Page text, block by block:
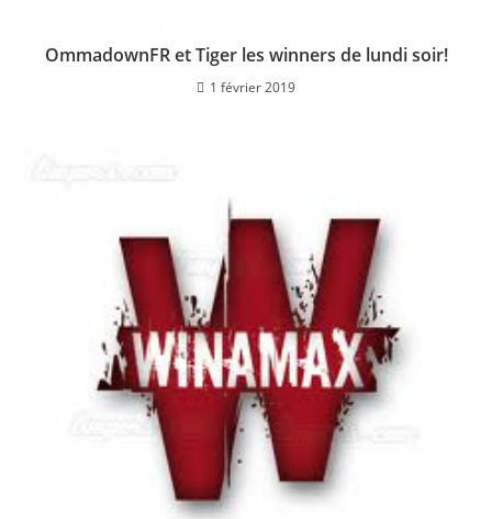
OmmadownFR et Tiger les winners de lundi soir!
1 février 2019